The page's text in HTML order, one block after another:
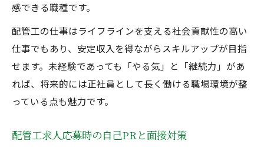
感できる職種です。
配管工の仕事はライフラインを支える社会貢献性の高い
仕事でもあり、安定収入を得ながらスキルアップが目指
せます。未経験であっても「やる気」と「継続力」があ
れば、将来的には正社員として長く働ける職場環境が整
っている点も魅力です。
配管工求人応募時の自己PRと面接対策